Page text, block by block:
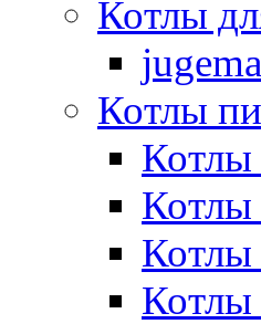
Котлы
jugema
Котлы
Котлы
Котлы